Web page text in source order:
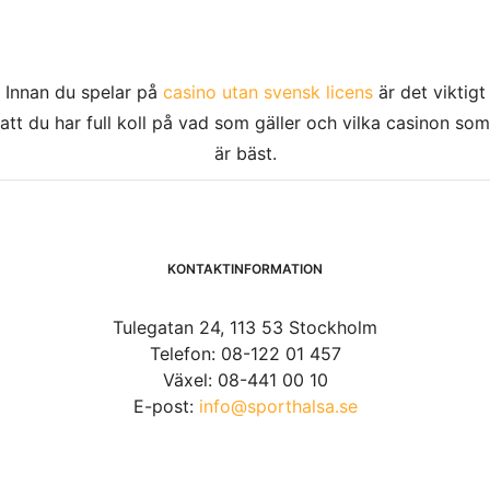
Innan du spelar på casino utan svensk licensär det viktigt
att du har full koll på vad som gäller och vilka casinon som
är bäst.
KONTAKTINFORMATION
Tulegatan 24, 113 53 Stockholm
Telefon: 08-122 01 457
Växel: 08-441 00 10
E-post: info@sporthalsa.se